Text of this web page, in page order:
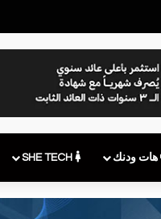
هات ودنك